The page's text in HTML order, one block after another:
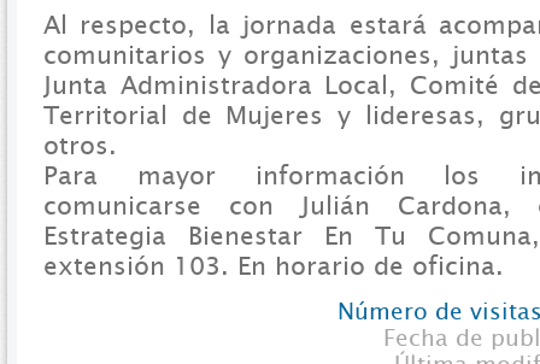
Al respecto, la jornada estará
comunitarios y organizaciones, juntas
Junta Administradora Local, Comité
Territorial de Mujeres y lideresas,
otros.
Para mayor información los
comunicarse con Julián
Estrategia Bienestar En Tu
extensión 103. En horario de oficina.
Número de
Fecha de